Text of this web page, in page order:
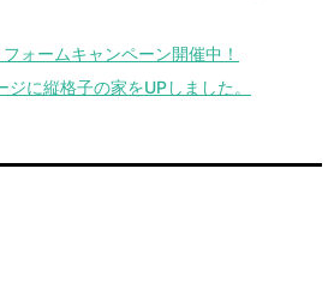
ォームキャンペーン開催中！
ジに縦格子の家をUPしました。